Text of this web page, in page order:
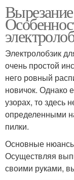
Электролобзик
очень простой
него ровный
новичок. Однако
узорах, то здесь
определенными
пилки.
Основные
Осуществляя
своими руками,